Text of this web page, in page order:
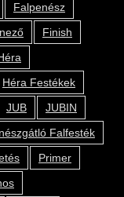
Falpenész
Finish
Héra Festékek
JUB
JUBIN
Falfesték
Primer